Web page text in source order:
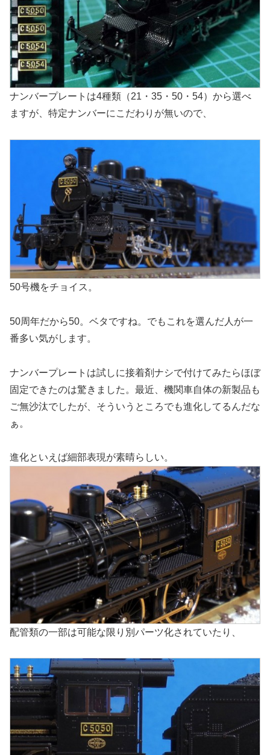
ナンバープレートは4種類（21・35・50・54）から選べ
ますが、特定ナンバーにこだわりが無いので、
50号機をチョイス。
50周年だから50。ベタですね。でもこれを選んだ人が一
番多い気がします。
ナンバープレートは試しに接着剤ナシで付けてみたらほぼ
固定できたのは驚きました。最近、機関車自体の新製品も
ご無沙汰でしたが、そういうところでも進化してるんだな
ぁ。
進化といえば細部表現が素晴らしい。
配管類の一部は可能な限り別パーツ化されていたり、